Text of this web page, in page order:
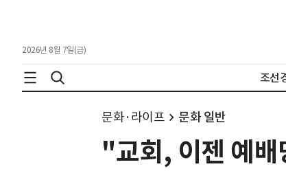
2026년 8월 7일(금)
조선
문화·라이프 문화 일반
"교회, 이젠 예배